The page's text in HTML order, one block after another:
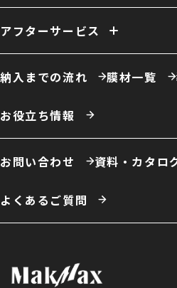
ーソリューション例
農業用倉庫
車庫・格納庫
保温・保冷対応倉庫
仮置場 室内テ
スポーツ施設・室内運動場
室内遊戯
テント倉庫
ハイブリッド倉庫
アフターサービス
膜材張り替え・建て替え 膜材劣化診
納入までの流れ 膜材一覧
お役立ち情報
お問い合わせ 資料・カタロ
よくあるご質問